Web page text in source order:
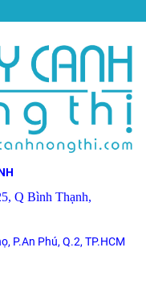
Q Bình Thạnh,
P.An Phú, Q.2, TP.HCM